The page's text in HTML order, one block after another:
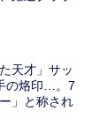
天才」サッ
の烙印…。7
」と称され